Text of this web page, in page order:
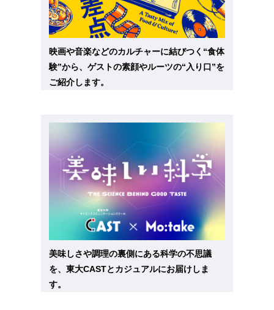
映画や音楽などのカルチャーに結びつく“食体
験”から、ゲストの素顔やルーツの“入り口”を
ご紹介します。
美味しさや調理の裏側にある科学の不思議
を、東大CASTとカジュアルにお届けしま
す。